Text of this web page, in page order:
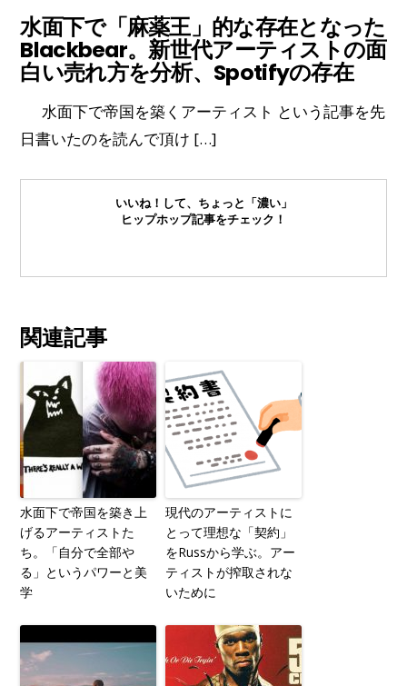
水面下で「麻薬王」的な存在となった
Blackbear。新世代アーティストの面
白い売れ方を分析、Spotifyの存在
水面下で帝国を築くアーティスト という記事を先
日書いたのを読んで頂け […]
いいね！して、ちょっと「濃い」
ヒップホップ記事をチェック！
関連記事
水面下で帝国を築き上
げるアーティストた
ち。「自分で全部や
る」というパワーと美
学
現代のアーティストに
とって理想な「契約」
をRussから学ぶ。アー
ティストが搾取されな
いために